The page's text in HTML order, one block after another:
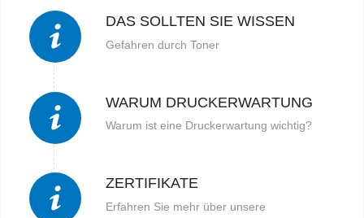
DAS SOLLTEN SIE WISSEN
Gefahren durch Toner
WARUM DRUCKERWARTUNG
Warum ist eine Druckerwartung wichtig?
ZERTIFIKATE
Erfahren Sie mehr über unsere